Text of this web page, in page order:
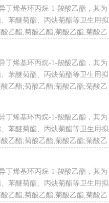
再加入少许对苯二酚为抗
时有N2放出，控制反应
蒸出菊酸甲酯，回收的
卫生用拟除虫菊酯包括
丁烯基环丙烷-1-羧酸乙酯，其为
苯醚菊酯、丙炔菊酯等卫生用拟
乙酯;菊酸乙酯;菊酸乙酯;菊酸乙
酯;菊酸乙酯;菊酸乙酯;
丁烯基环丙烷-1-羧酸乙酯，其为
苯醚菊酯、丙炔菊酯等卫生用拟
乙酯;菊酸乙酯;菊酸乙酯;菊酸乙
酯;菊酸乙酯;菊酸乙酯;
丁烯基环丙烷-1-羧酸乙酯，其为
苯醚菊酯、丙炔菊酯等卫生用拟
乙酯;菊酸乙酯;菊酸乙酯;菊酸乙
酯;菊酸乙酯;菊酸乙酯;
丁烯基环丙烷-1-羧酸乙酯，其为
苯醚菊酯、丙炔菊酯等卫生用拟
乙酯;菊酸乙酯;菊酸乙酯;菊酸乙